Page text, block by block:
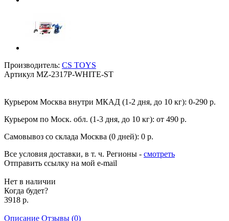
Производитель: CS TOYS
Артикул MZ-2317P-WHITE-ST
Курьером Москва внутри МКАД (1-2 дня, до 10 кг): 0-290 р.
Курьером по Моск. обл. (1-3 дня, до 10 кг): от 490 р.
Самовывоз со склада Москва (0 дней): 0 р.
Все условия доставки, в т. ч. Регионы - смотреть
Отправить ссылку на мой e-mail
Нет в наличии
Когда будет?
3918 р.
Описание Отзывы (0)